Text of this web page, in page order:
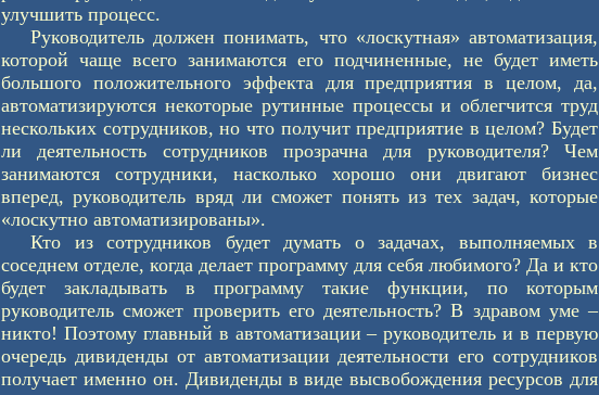
улучшить процесс.
Руководитель должен понимать, что «лоскутная» автоматизация,
которой чаще всего занимаются его подчиненные, не будет иметь
большого положительного эффекта для предприятия в целом, да,
автоматизируются некоторые рутинные процессы и облегчится труд
нескольких сотрудников, но что получит предприятие в целом? Будет
ли деятельность сотрудников прозрачна для руководителя? Чем
занимаются сотрудники, насколько хорошо они двигают бизнес
вперед, руководитель вряд ли сможет понять из тех задач, которые
«лоскутно автоматизированы».
Кто из сотрудников будет думать о задачах, выполняемых в
соседнем отделе, когда делает программу для себя любимого? Да и кто
будет закладывать в программу такие функции, по которым
руководитель сможет проверить его деятельность? В здравом уме –
никто! Поэтому главный в автоматизации – руководитель и в первую
очередь дивиденды от автоматизации деятельности его сотрудников
получает именно он. Дивиденды в виде высвобождения ресурсов для